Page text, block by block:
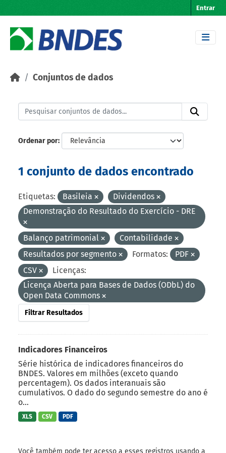
Entrar
Conjuntos de dados
Ordenar por
1 conjunto de dados encontrado
Etiquetas: Basileia
Dividendos
Demonstração do Resultado do Exercício - DRE
Balanço patrimonial
Contabilidade
Resultados por segmento
Formatos:
PDF
CSV
Licenças:
Licença Aberta para Bases de Dados (ODbL) do
Open Data Commons
Filtrar Resultados
Indicadores Financeiros
Série histórica de indicadores financeiros do
BNDES. Valores em milhões (exceto quando
percentagem). Os dados interanuais são
cumulativos. O dado do segundo semestre do ano é
o...
XLS CSV PDF